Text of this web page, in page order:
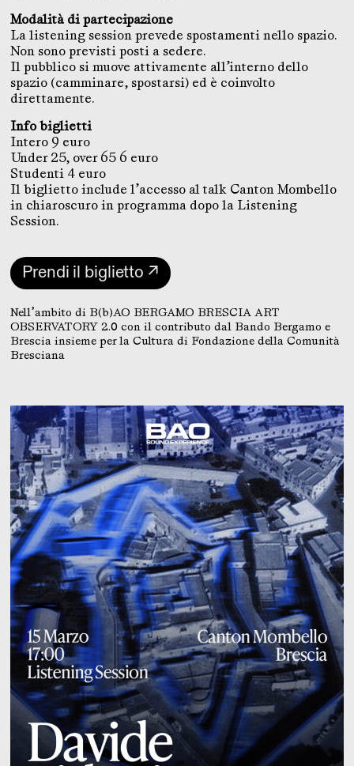
Modalità di partecipazione
La listening session prevede spostamenti nello spazio.
Non sono previsti posti a sedere.
Il pubblico si muove attivamente all’interno dello
spazio (camminare, spostarsi) ed è coinvolto
direttamente.
Info biglietti
Intero 9 euro
Under 25, over 65 6 euro
Studenti 4 euro
Il biglietto include l’accesso al talk Canton Mombello
in chiaroscuro in programma dopo la Listening
Session.
Prendi il biglietto ↗
Nell’ambito di B(b)AO BERGAMO BRESCIA ART
OBSERVATORY 2.0 con il contributo dal Bando Bergamo e
Brescia insieme per la Cultura di Fondazione della Comunità
Bresciana